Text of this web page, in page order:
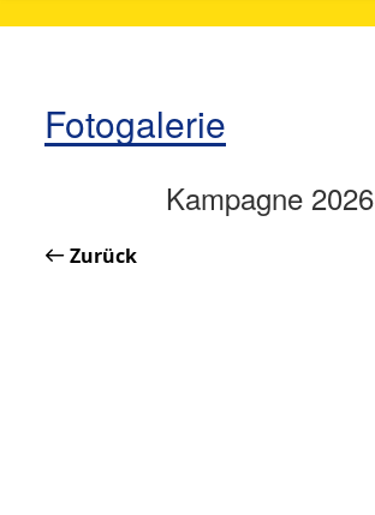
Fotogalerie
Kampagne 2026
Zurück